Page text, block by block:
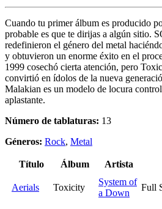
Cuando tu primer álbum es producido
probable es que te dirijas a algún sitio.
redefinieron el género del metal
y obtuvieron un enorme éxito en el
1999 cosechó cierta atención, pero
convirtió en ídolos de la nueva
Malakian es un modelo de locura
aplastante.
Número de tablaturas: 13
Géneros: Rock, Metal
Título Álbum Artista
Aerials Toxicity
System of
a Down
Full